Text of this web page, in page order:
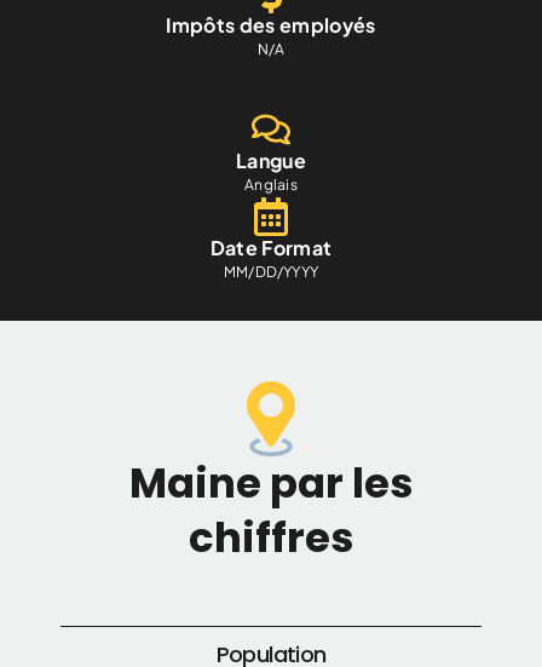
Impôts des employés
N/A
Langue
Anglais
Date Format
MM/DD/YYYY
Maine par les
chiffres
Population